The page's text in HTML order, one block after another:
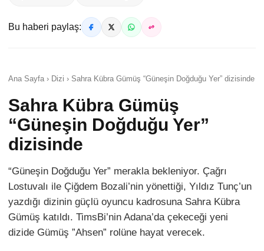
Bu haberi paylaş:
Ana Sayfa › Dizi › Sahra Kübra Gümüş “Güneşin Doğduğu Yer” dizisinde
Sahra Kübra Gümüş
“Güneşin Doğduğu Yer”
dizisinde
“Güneşin Doğduğu Yer” merakla bekleniyor. Çağrı
Lostuvalı ile Çiğdem Bozali’nin yönettiği, Yıldız Tunç’un
yazdığı dizinin güçlü oyuncu kadrosuna Sahra Kübra
Gümüş katıldı. TimsBi’nin Adana’da çekeceği yeni
dizide Gümüş ”Ahsen” rolüne hayat verecek.